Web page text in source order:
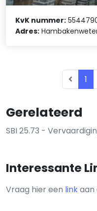
Gerelateerd
SBI 25.73 -
Interessante
Vraag hier een linkaan
KvK nummer:
Adres:
1